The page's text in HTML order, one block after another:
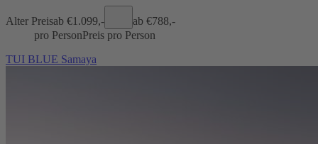
Alter Preisab €1.099,- ab €788,-
pro PersonPreis pro Person
TUI BLUE Samaya